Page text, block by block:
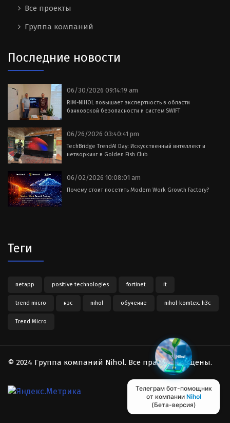
Телеграм бот-помощник
от компании Nihol
(Бета-версия)
Все проекты
Группа компаний
Последние новости
06/30/2026 09:14:19 am
RIM-NIHOL повышает экспертность в области
банковской безопасности и систем SWIFT
06/26/2026 03:40:41 pm
TechBridge TrendAI Day: Искусственный интеллект и
нетворкинг в Golden Fish Club
06/02/2026 10:08:01 am
Почему стоит посетить Modern Work Growth Factory?
Теги
netapp positive technologies fortinet it
trend micro нзс nihol обучение nihol-komtex. h3c
Trend Micro
© 2024 Группа компаний Nihol. Все права защищены.